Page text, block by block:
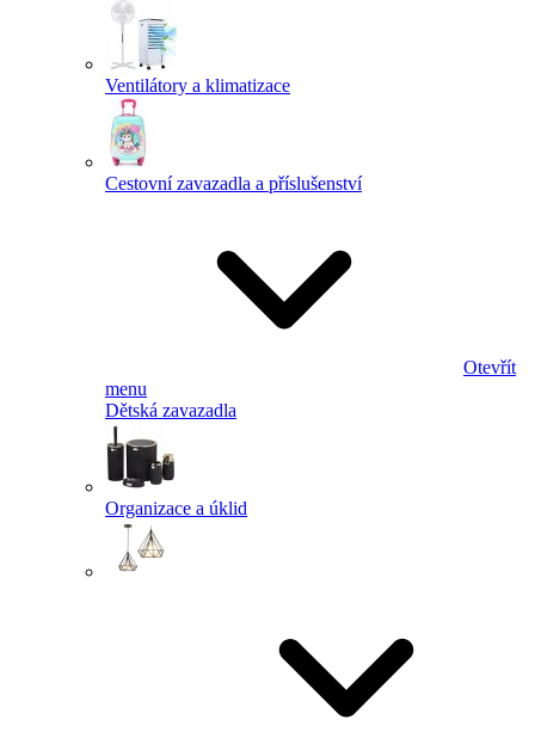
Ventilátory a klimatizace
Cestovní zavazadla a příslušenství
Otevřít
menu
Dětská zavazadla
Organizace a úklid